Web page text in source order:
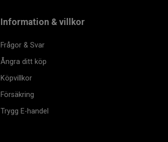
Information & villkor
Frågor & Svar
Ångra ditt köp
Köpvillkor
Försäkring
Trygg E-handel